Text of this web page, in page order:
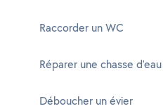
Raccorder un WC
Réparer une chasse d'eau
Déboucher un évier